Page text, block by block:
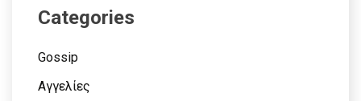
Categories
Gossip
Αγγελίες